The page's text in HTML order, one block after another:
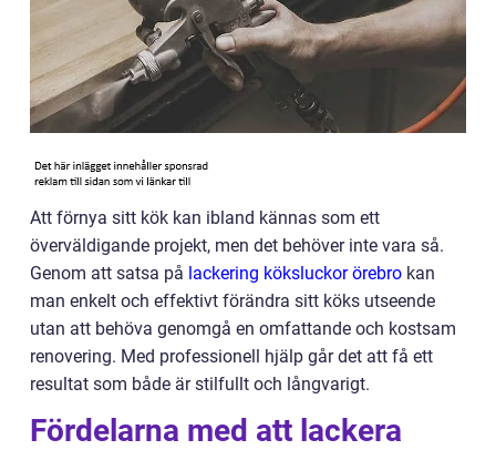
Att förnya sitt kök kan ibland kännas som ett
överväldigande projekt, men det behöver inte vara så.
Genom att satsa på lackering köksluckor örebro kan
man enkelt och effektivt förändra sitt köks utseende
utan att behöva genomgå en omfattande och kostsam
renovering. Med professionell hjälp går det att få ett
resultat som både är stilfullt och långvarigt.
Fördelarna med att lackera